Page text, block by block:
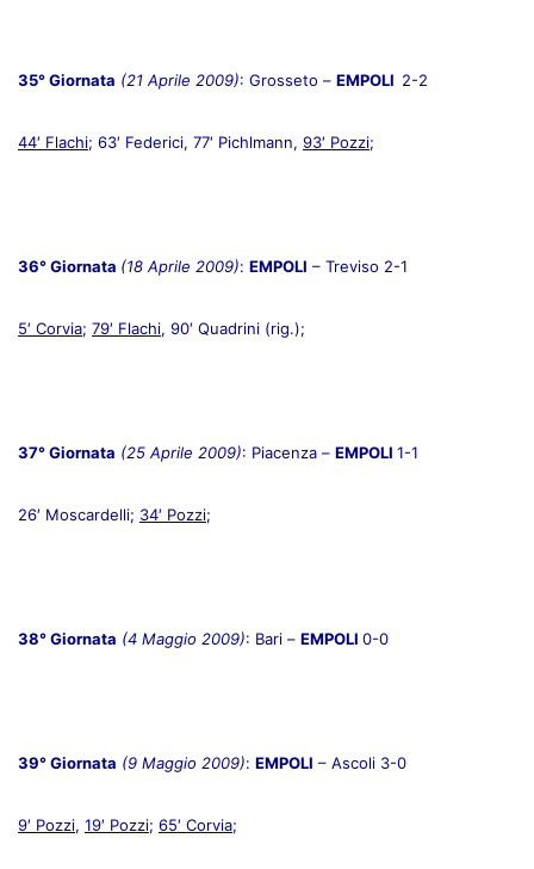
35° Giornata (21 Aprile 2009): Grosseto – EMPOLI 2-2
44′ Flachi; 63′ Federici, 77′ Pichlmann, 93′ Pozzi;
36° Giornata (18 Aprile 2009): EMPOLI – Treviso 2-1
5′ Corvia; 79′ Flachi, 90′ Quadrini (rig.);
37° Giornata (25 Aprile 2009): Piacenza – EMPOLI 1-1
26′ Moscardelli; 34′ Pozzi;
38° Giornata (4 Maggio 2009): Bari – EMPOLI 0-0
39° Giornata (9 Maggio 2009): EMPOLI – Ascoli 3-0
9′ Pozzi, 19′ Pozzi; 65′ Corvia;